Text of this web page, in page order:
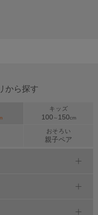
から探す
キッズ
100 ～ 150cm
おそろい
親子ペア